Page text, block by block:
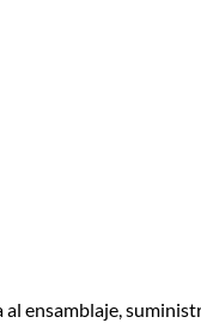
ensamblaje,